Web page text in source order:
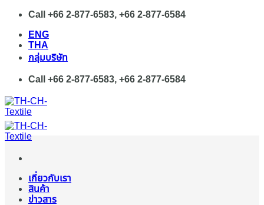
Skip
content
Call +66 2-877-6583, +66 2-877-6584
ENG
THA
กลุ่มบริษัท
Call +66 2-877-6583, +66 2-877-6584
เกี่ยวกับเรา
สินค้า
ข่าวสาร